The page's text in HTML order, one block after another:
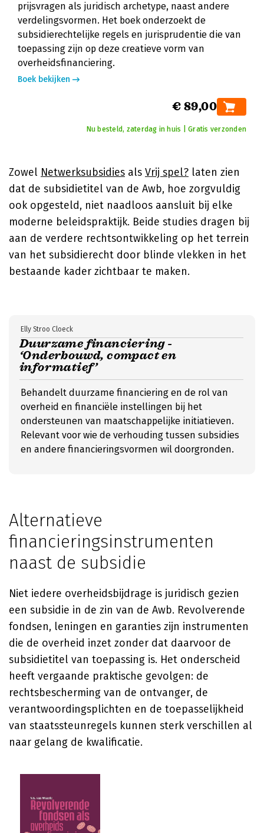
prijsvragen als juridisch archetype, naast andere
verdelingsvormen. Het boek onderzoekt de
subsidierechtelijke regels en jurisprudentie die van
toepassing zijn op deze creatieve vorm van
overheidsfinanciering.
Boek bekijken
€ 89,00
Nu besteld, zaterdag in huis | Gratis verzonden
Zowel Netwerksubsidies als Vrij spel? laten zien
dat de subsidietitel van de Awb, hoe zorgvuldig
ook opgesteld, niet naadloos aansluit bij elke
moderne beleidspraktijk. Beide studies dragen bij
aan de verdere rechtsontwikkeling op het terrein
van het subsidierecht door blinde vlekken in het
bestaande kader zichtbaar te maken.
Duurzame financiering -
‘Onderbouwd, compact en
informatief’
Elly Stroo Cloeck
Behandelt duurzame financiering en de rol van
overheid en financiële instellingen bij het
ondersteunen van maatschappelijke initiatieven.
Relevant voor wie de verhouding tussen subsidies
en andere financieringsvormen wil doorgronden.
Alternatieve
financieringsinstrumenten
naast de subsidie
Niet iedere overheidsbijdrage is juridisch gezien
een subsidie in de zin van de Awb. Revolverende
fondsen, leningen en garanties zijn instrumenten
die de overheid inzet zonder dat daarvoor de
subsidietitel van toepassing is. Het onderscheid
heeft vergaande praktische gevolgen: de
rechtsbescherming van de ontvanger, de
verantwoordingsplichten en de toepasselijkheid
van staatssteunregels kunnen sterk verschillen al
naar gelang de kwalificatie.